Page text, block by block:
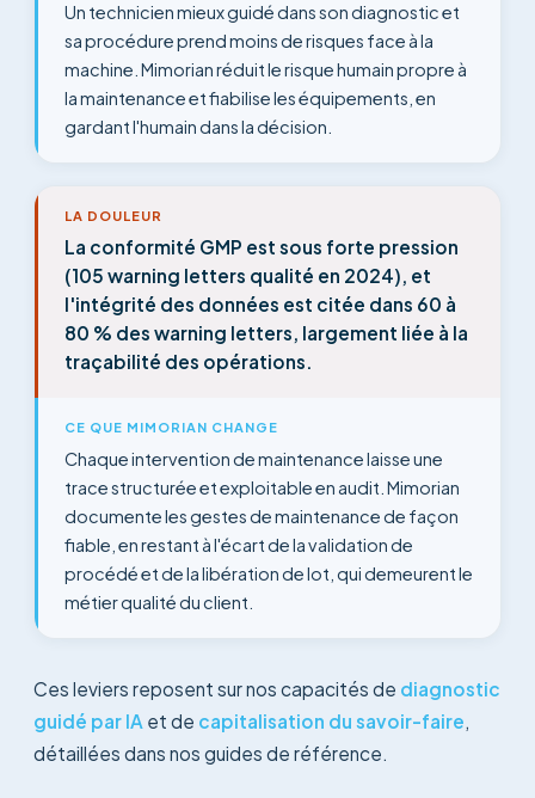
Un technicien mieux guidé dans son diagnostic et
sa procédure prend moins de risques face à la
machine. Mimorian réduit le risque humain propre à
la maintenance et fiabilise les équipements, en
gardant l'humain dans la décision.
LA DOULEUR
La conformité GMP est sous forte pression
(105 warning letters qualité en 2024), et
l'intégrité des données est citée dans 60 à
80 % des warning letters, largement liée à la
traçabilité des opérations.
CE QUE MIMORIAN CHANGE
Chaque intervention de maintenance laisse une
trace structurée et exploitable en audit. Mimorian
documente les gestes de maintenance de façon
fiable, en restant à l'écart de la validation de
procédé et de la libération de lot, qui demeurent le
métier qualité du client.
Ces leviers reposent sur nos capacités de diagnostic
guidé par IA et de capitalisation du savoir-faire,
détaillées dans nos guides de référence.